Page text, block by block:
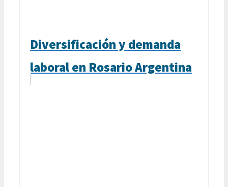
Diversificación y demanda
laboral en Rosario Argentina